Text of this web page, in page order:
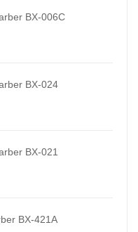
BX-006C
BX-024
BX-021
BX-421A